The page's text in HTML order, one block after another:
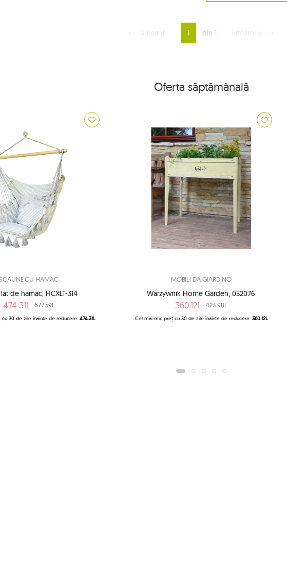
1 din 1
Oferta săptămânală
CU HAMAC
de hamac, HCXLT-314
474.31L 677.59L
30 de zile înainte de reducere: 474.31L
MOBILI DA GIARDINO
Warzywnik Home Garden, 052076
360.12L 423.98L
Cel mai mic preț cu 30 de zile înainte de reducere: 360.12L